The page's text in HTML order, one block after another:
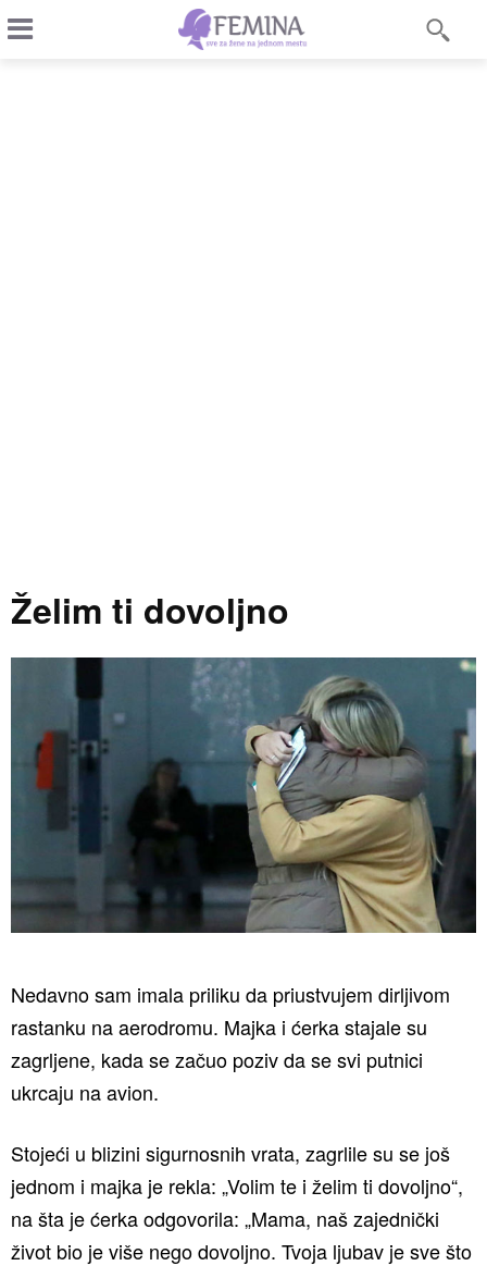
Želim ti dovoljno
Nedavno sam imala priliku da priustvujem dirljivom
rastanku na aerodromu. Majka i ćerka stajale su
zagrljene, kada se začuo poziv da se svi putnici
ukrcaju na avion.
Stojeći u blizini sigurnosnih vrata, zagrlile su se još
jednom i majka je rekla: „Volim te i želim ti dovoljno“,
na šta je ćerka odgovorila: „Mama, naš zajednički
život bio je više nego dovoljno. Tvoja ljubav je sve što